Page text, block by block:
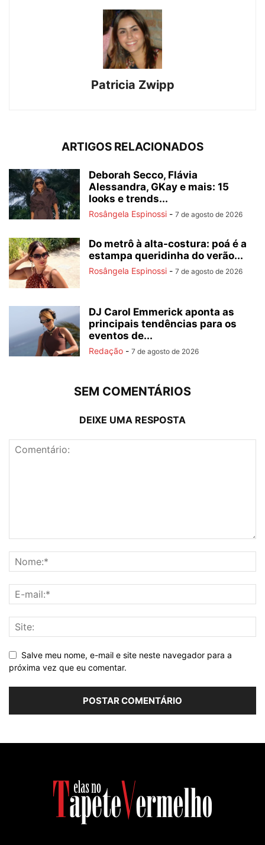
Patricia Zwipp
ARTIGOS RELACIONADOS
Deborah Secco, Flávia
Alessandra, GKay e mais: 15
looks e trends...
Rosângela Espinossi - 7 de agosto de 2026
Do metrô à alta-costura: poá é a
estampa queridinha do verão...
Rosângela Espinossi - 7 de agosto de 2026
DJ Carol Emmerick aponta as
principais tendências para os
eventos de...
Redação - 7 de agosto de 2026
SEM COMENTÁRIOS
DEIXE UMA RESPOSTA
Salve meu nome, e-mail e site neste navegador para a
próxima vez que eu comentar.